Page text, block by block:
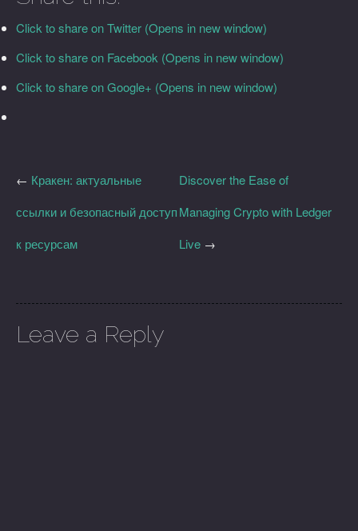
Click to share on Twitter (Opens in new window)
Click to share on Facebook (Opens in new window)
Click to share on Google+ (Opens in new window)
Discover the Ease of
Managing Crypto with Ledger
Live →
← Кракен: актуальные
ссылки и безопасный доступ
к ресурсам
Leave a Reply